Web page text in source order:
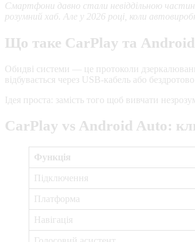
Смартфони давно стали невіддільною
розумний хаб. Але у 2026 році, коли
Що таке CarPlay та
Обидві системи — це протоколи
відбувається через USB-кабель або
Ідея проста: замість того щоб вивчати
CarPlay vs Android Auto:
Функція
Підключення
Платформа
Навігація